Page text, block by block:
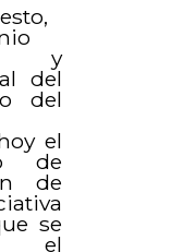
y
del
del
el
de
de
se
el